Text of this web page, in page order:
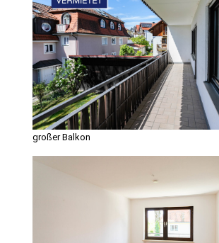
großer Balkon